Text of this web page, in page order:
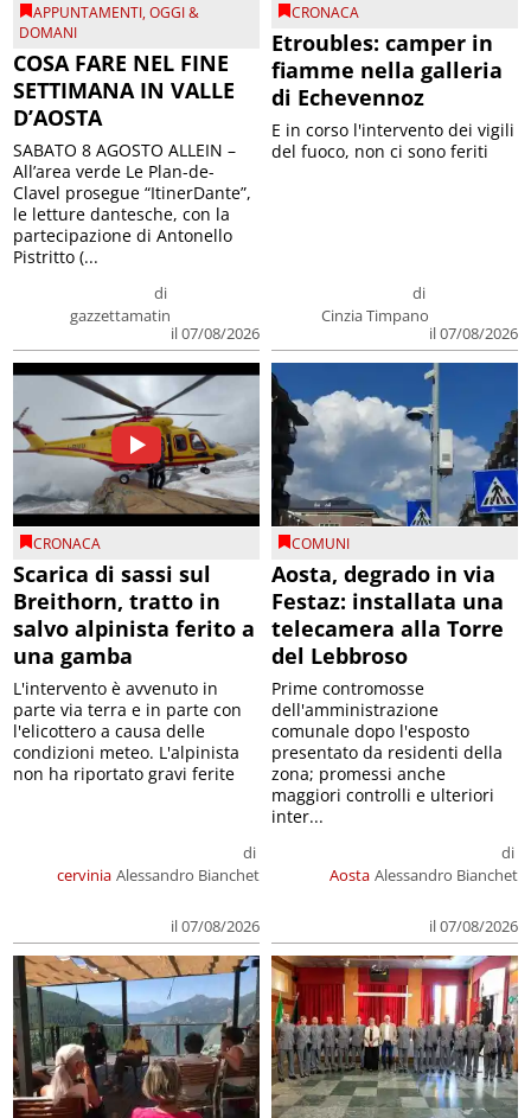
APPUNTAMENTI,OGGI &
DOMANI
COSA FARE NEL FINE
SETTIMANA IN VALLE
D’AOSTA
di
gazzettamatin
il 07/08/2026
SABATO 8 AGOSTO ALLEIN –
All’area verde Le Plan-de-
Clavel prosegue “ItinerDante”,
le letture dantesche, con la
partecipazione di Antonello
Pistritto (...
CRONACA
Etroubles: camper in
fiamme nella galleria
di Echevennoz
di
Cinzia Timpano
il 07/08/2026
E in corso l'intervento dei vigili
del fuoco, non ci sono feriti
CRONACA
Scarica di sassi sul
Breithorn, tratto in
salvo alpinista ferito a
una gamba
cervinia
di
Alessandro Bianchet
il 07/08/2026
L'intervento è avvenuto in
parte via terra e in parte con
l'elicottero a causa delle
condizioni meteo. L'alpinista
non ha riportato gravi ferite
COMUNI
Aosta, degrado in via
Festaz: installata una
telecamera alla Torre
del Lebbroso
Aosta
di
Alessandro Bianchet
il 07/08/2026
Prime contromosse
dell'amministrazione
comunale dopo l'esposto
presentato da residenti della
zona; promessi anche
maggiori controlli e ulteriori
inter...